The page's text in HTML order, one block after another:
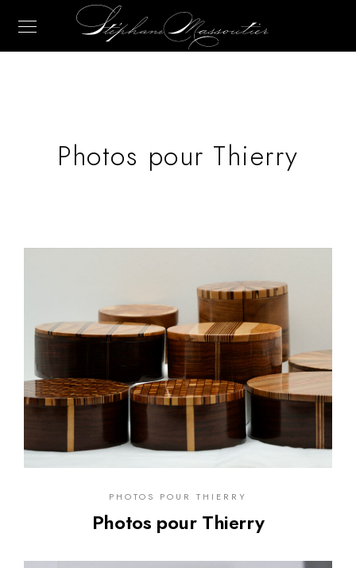
Photos pour Thierry
PHOTOS POUR THIERRY
Photos pour Thierry